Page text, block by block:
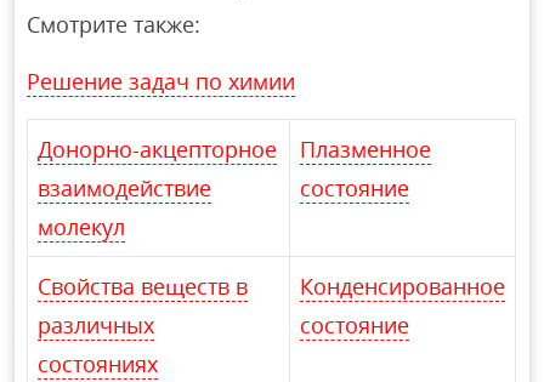
Смотрите также:
Решение задач по химии
Донорно-акцепторное
взаимодействие
молекул
Плазменное
состояние
Свойства веществ в
различных
состояниях
Конденсированное
состояние